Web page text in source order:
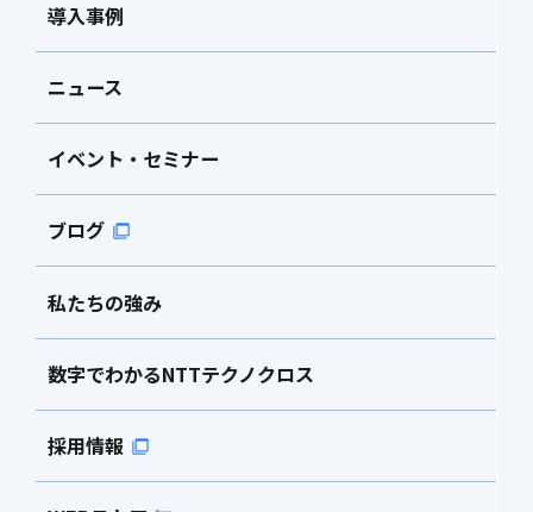
導入事例
ニュース
イベント・セミナー
ブログ
私たちの強み
数字でわかるNTTテクノクロス
採用情報